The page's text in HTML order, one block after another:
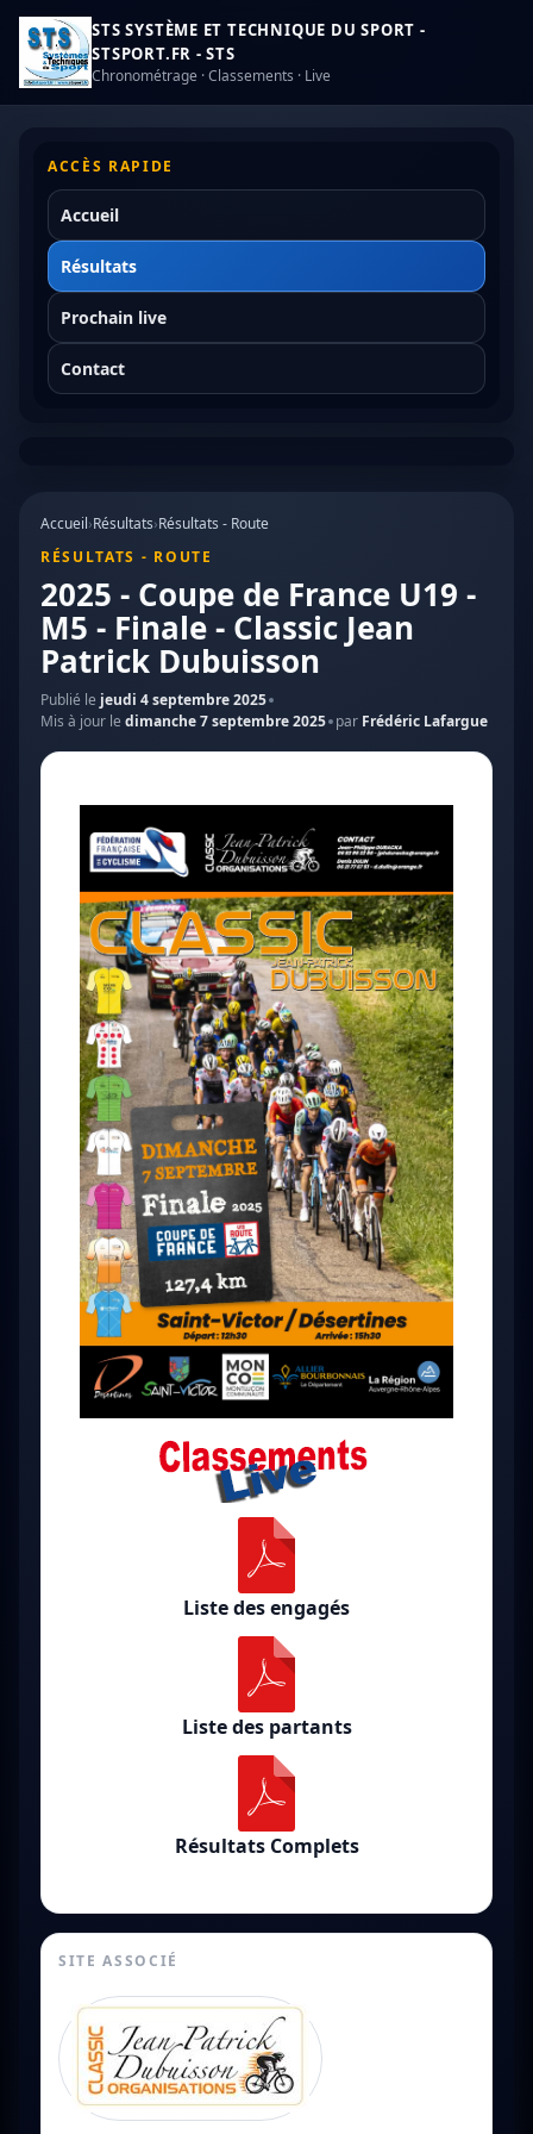
STS SYSTÈME ET TECHNIQUE DU SPORT -
STSPORT.FR - STS
Chronométrage · Classements · Live
ACCÈS RAPIDE
Accueil
Résultats
Prochain live
Contact
Accueil›Résultats›Résultats - Route
RÉSULTATS - ROUTE
2025 - Coupe de France U19 -
M5 - Finale - Classic Jean
Patrick Dubuisson
Publié le jeudi 4 septembre 2025
Mis à jour le dimanche 7 septembre 2025 par Frédéric Lafargue
Liste des engagés
Liste des partants
Résultats Complets
SITE ASSOCIÉ